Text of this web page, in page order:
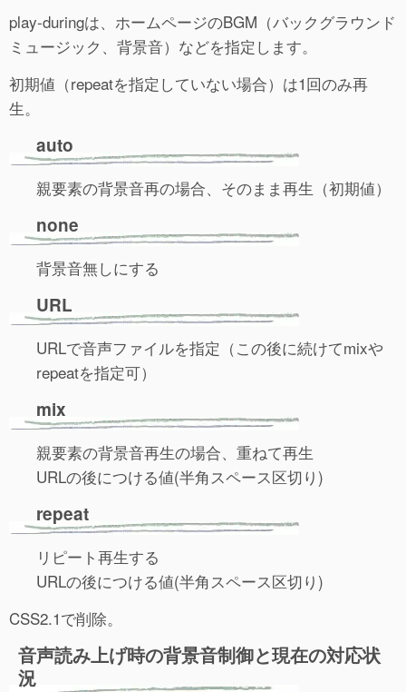
play-duringは、ホームページのBGM（バックグラウンド
ミュージック、背景音）などを指定します。
初期値（repeatを指定していない場合）は1回のみ再
生。
auto
親要素の背景音再の場合、そのまま再生（初期値）
none
背景音無しにする
URL
URLで音声ファイルを指定（この後に続けてmixや
repeatを指定可）
mix
親要素の背景音再生の場合、重ねて再生
URLの後につける値(半角スペース区切り)
repeat
リピート再生する
URLの後につける値(半角スペース区切り)
CSS2.1で削除。
音声読み上げ時の背景音制御と現在の対応状
況